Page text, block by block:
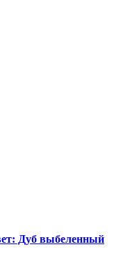
Дуб выбеленный